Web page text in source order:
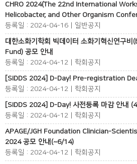
CHRO 2024(The 22nd International
Helicobacter, and Other Organism
등록일 : 2024-04-16 | 일반공지
대한소화기학회 빅데이터 소화기혁신연구
Fund) 공모 안내
등록일 : 2024-04-12 | 학회공지
[SIDDS 2024] D-Day! Pre-registration
등록일 : 2024-04-12 | 학회공지
[SIDDS 2024] D-Day! 사전등록 마감 안내
등록일 : 2024-04-12 | 학회공지
APAGE/JGH Foundation Clinician-
2024 공모 안내(~6/14)
등록일 : 2024-04-12 | 학회공지